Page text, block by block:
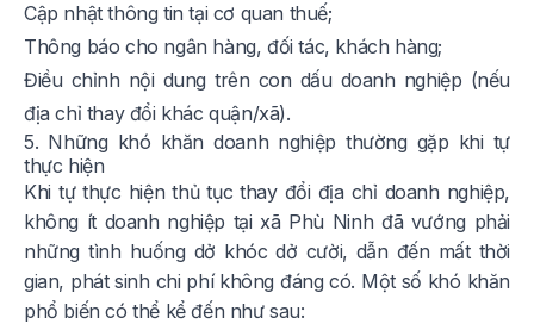
Cập nhật thông tin tại cơ quan thuế;
Thông báo cho ngân hàng, đối tác, khách hàng;
Điều chỉnh nội dung trên con dấu doanh nghiệp (nếu
địa chỉ thay đổi khác quận/xã).
5. Những khó khăn doanh nghiệp thường gặp khi tự
thực hiện
Khi tự thực hiện thủ tục thay đổi địa chỉ doanh nghiệp,
không ít doanh nghiệp tại xã Phù Ninh đã vướng phải
những tình huống dở khóc dở cười, dẫn đến mất thời
gian, phát sinh chi phí không đáng có. Một số khó khăn
phổ biến có thể kể đến như sau: